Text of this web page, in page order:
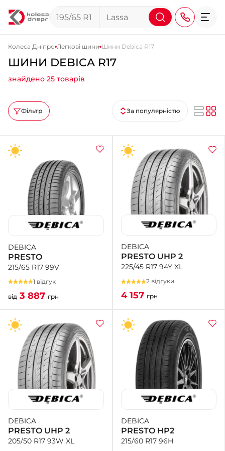
+38 (095) 276-44-44
+38 (067) 911-14-14
- на Щепкіна
+38 (098) 911-911-0
- на Тополі
+38 (098) 911-911-4
- на Калиновій
+38 (077) 7-184-184
- Донецьке шосе
+38 (050)-911-911-2
- Щепкіна
+38 (099)-643-33-77
- Тополь
+38 (068)-923-74-19
- Калинова
Колеса Дніпро Легкові шини Шини Debica R17
ШИНИ DEBICA R17
знайдено 25 товарів
Фільтр За популярністю
DEBICA
PRESTO
215/65 R17 99V
1 відгук
від 3 887 грн
DEBICA
PRESTO UHP 2
225/45 R17 94Y XL
2 відгуки
4 157 грн
DEBICA
PRESTO UHP 2
205/50 R17 93W XL
DEBICA
PRESTO HP2
215/60 R17 96H